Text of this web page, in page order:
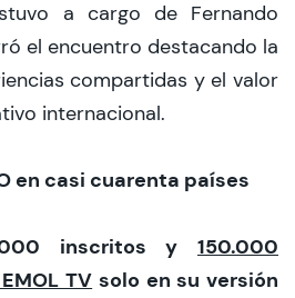
a cargo de Fernando
el encuentro destacando la
compartidas y el valor
internacional.
en casi cuarenta países
inscritos y150.000
TV solo en su versión